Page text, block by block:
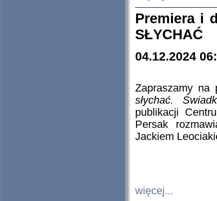
Premiera i
SŁYCHAĆ
04.12.2024
Zapraszamy
słychać.
publikacji
Persak
Jackiem
więcej...